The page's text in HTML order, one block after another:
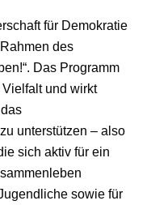
für Demokratie
des
Das Programm
und wirkt
unterstützen – also
sich aktiv für ein
sowie für